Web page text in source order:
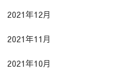
2021年12月
2021年11月
2021年10月